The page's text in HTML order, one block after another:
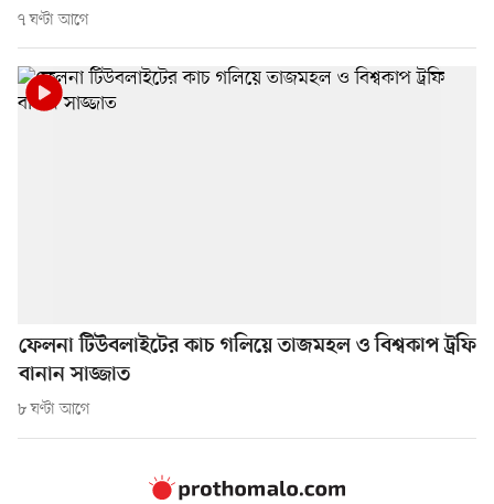
৭ ঘণ্টা আগে
ফেলনা টিউবলাইটের কাচ গলিয়ে তাজমহল ও বিশ্বকাপ ট্রফি
বানান সাজ্জাত
৮ ঘণ্টা আগে